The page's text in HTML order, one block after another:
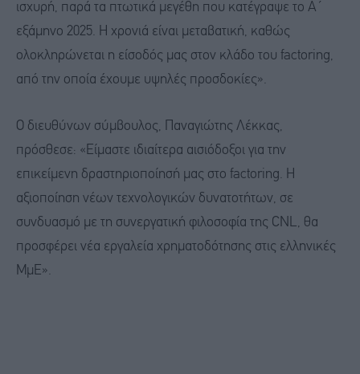
ισχυρή, παρά τα πτωτικά μεγέθη που κατέγραψε το Α΄
εξάμηνο 2025. Η χρονιά είναι μεταβατική, καθώς
ολοκληρώνεται η είσοδός μας στον κλάδο του factoring,
από την οποία έχουμε υψηλές προσδοκίες».
Ο διευθύνων σύμβουλος, Παναγιώτης Λέκκας,
πρόσθεσε: «Είμαστε ιδιαίτερα αισιόδοξοι για την
επικείμενη δραστηριοποίησή μας στο factoring. Η
αξιοποίηση νέων τεχνολογικών δυνατοτήτων, σε
συνδυασμό με τη συνεργατική φιλοσοφία της CNL, θα
προσφέρει νέα εργαλεία χρηματοδότησης στις ελληνικές
ΜμΕ».